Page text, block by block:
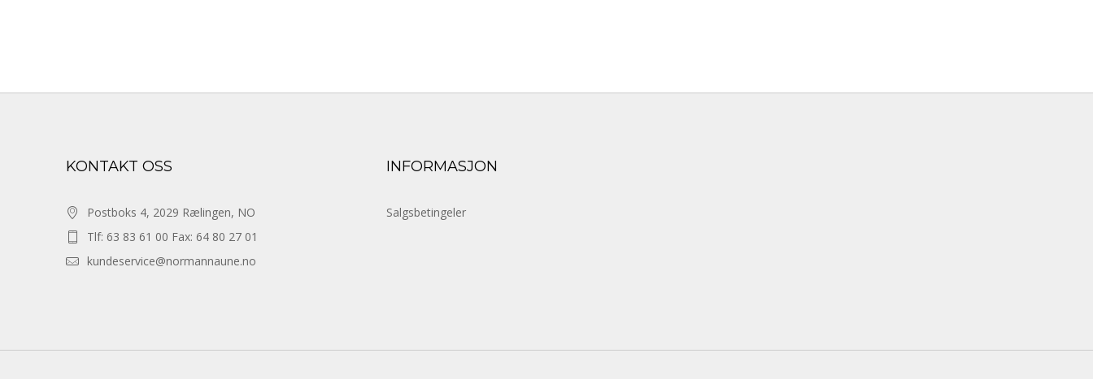
KONTAKT OSS
Postboks 4, 2029 Rælingen, NO
Tlf: 63 83 61 00 Fax: 64 80 27 01
kundeservice@normannaune.no
INFORMASJON
Salgsbetingeler